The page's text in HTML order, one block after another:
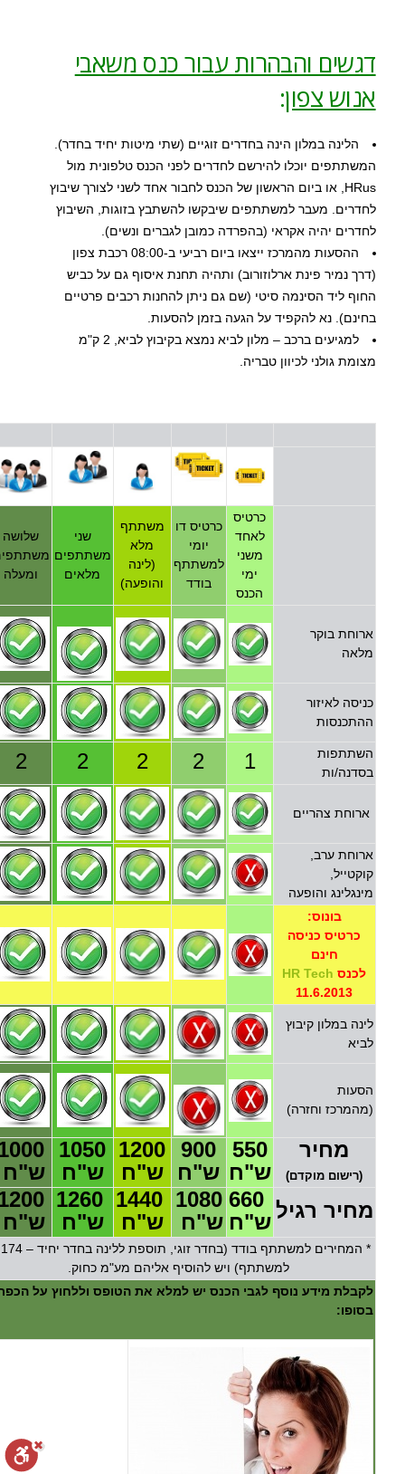
דגשים והבהרות עבור כנס משאבי
אנוש צפון:
הלינה במלון הינה בחדרים זוגיים (שתי מיטות יחיד בחדר).
המשתתפים יוכלו להירשם לחדרים לפני הכנס טלפונית מול
HRus, או ביום הראשון של הכנס לחבור אחד לשני לצורך שיבוץ
לחדרים. מעבר למשתתפים שיבקשו להשתבץ בזוגות, השיבוץ
לחדרים יהיה אקראי (בהפרדה כמובן לגברים ונשים).
ההסעות מהמרכז ייצאו ביום רביעי ב-08:00 רכבת צפון
(דרך נמיר פינת ארלוזורוב) ותהיה תחנת איסוף גם על כביש
החוף ליד הסינמה סיטי (שם גם ניתן להחנות רכבים פרטיים
בחינם). נא להקפיד על הגעה בזמן להסעות.
למגיעים ברכב – מלון לביא נמצא בקיבוץ לביא, 2 ק"מ
מצומת גולני לכיוון טבריה.
כרטיס
לאחד
משני
ימי
הכנס
כרטיס דו
יומי
למשתתף
בודד
משתתף
מלא
(לינה
והופעה)
שני
משתתפים
מלאים
שלושה
ומעלה
ארוחת בוקר
מלאה
כניסה לאיזור
ההתכנסות
השתתפות
בסדנה/ות
1
2
2
2
2
ארוחת צהריים
ארוחת ערב,
קוקטייל,
מינגלינג והופעה
בונוס:
כרטיס כניסה
חינם
לכנס HR Tech
11.6.2013
לינה במלון קיבוץ
לביא
הסעות
(מהמרכז וחזרה)
מחיר
(רישום מוקדם)
550
ש"ח
900
ש"ח
1200
ש"ח
1050
ש"ח
מחיר רגיל 660
ש"ח
1080
ש"ח
1440
ש"ח
1260
ש"ח
למשתתף) ויש להוסיף אליהם מע"מ כחוק.
לקבלת מידע נוסף לגבי הכנס יש למלא את הטופס וללחוץ על
בסופו: